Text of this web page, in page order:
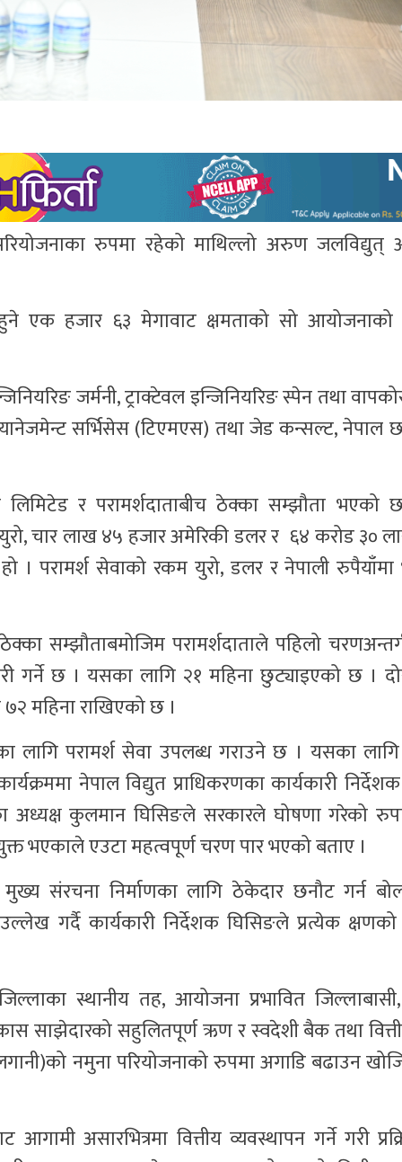
रुपमा रहेको माथिल्लो अरुण जलविद्युत्
एक हजार ६३ मेगावाट क्षमताको सो आयोजनाको
जर्मनी, ट्राक्टेवल इन्जिनियरिङ स्पेन तथा
सर्भिसेस (टिएमएस) तथा जेड कन्सल्ट, नेपाल
र परामर्शदाताबीच ठेक्का सम्झौता भएको
चार लाख ४५ हजार अमेरिकी डलर र ६४ करोड ३०
परामर्श सेवाको रकम युरो, डलर र नेपाली रुपैयाँमा
सम्झौताबमोजिम परामर्शदाताले पहिलो
गर्ने छ । यसका लागि २१ महिना छुट्याइएको छ ।
महिना राखिएको छ ।
लागि परामर्श सेवा उपलब्ध गराउने छ । यसका
नेपाल विद्युत प्राधिकरणका कार्यकारी
अध्यक्ष कुलमान घिसिङले सरकारले घोषणा गरेको
भएकाले एउटा महत्वपूर्ण चरण पार भएको बताए ।
संरचना निर्माणका लागि ठेकेदार छनौट गर्न
गर्दै कार्यकारी निर्देशक घिसिङले प्रत्येक
स्थानीय तह, आयोजना प्रभावित
साझेदारको सहुलितपूर्ण ऋण र स्वदेशी बैक तथा
नमुना परियोजनाको रुपमा अगाडि बढाउन
आगामी असारभित्रमा वित्तीय व्यवस्थापन गर्ने गरी